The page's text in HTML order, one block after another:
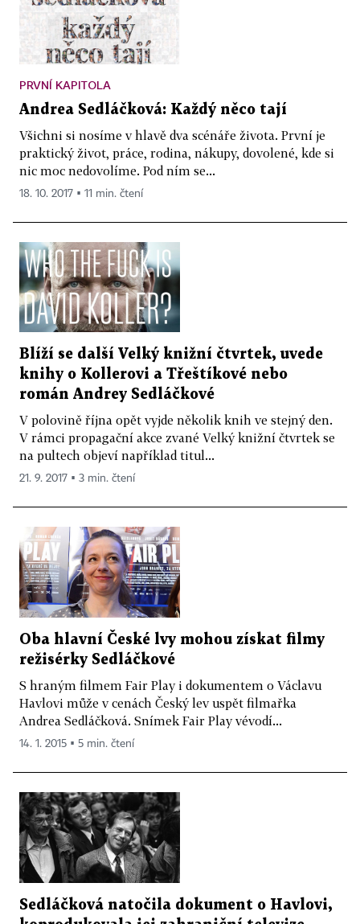
PRVNÍ KAPITOLA
Andrea Sedláčková: Každý něco tají
Všichni si nosíme v hlavě dva scénáře života. První je
praktický život, práce, rodina, nákupy, dovolené, kde si
nic moc nedovolíme. Pod ním se...
18. 10. 2017 ▪ 11 min. čtení
Blíží se další Velký knižní čtvrtek, uvede
knihy o Kollerovi a Třeštíkové nebo
román Andrey Sedláčkové
V polovině října opět vyjde několik knih ve stejný den.
V rámci propagační akce zvané Velký knižní čtvrtek se
na pultech objeví například titul...
21. 9. 2017 ▪ 3 min. čtení
Oba hlavní České lvy mohou získat filmy
režisérky Sedláčkové
S hraným filmem Fair Play i dokumentem o Václavu
Havlovi může v cenách Český lev uspět filmařka
Andrea Sedláčková. Snímek Fair Play vévodí...
14. 1. 2015 ▪ 5 min. čtení
Sedláčková natočila dokument o Havlovi,